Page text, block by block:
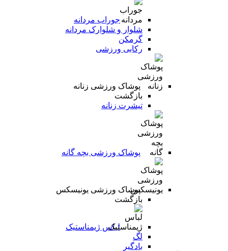
جوراب مردانه
شلوار و شلوارک مردانه
گرمکن
رکابی ورزشی
پوشاک ورزشی زنانه
بازگشت
تیشرت زنانه
پوشاک ورزشی بچه گانه
پوشاک ورزشی یونیسکس
بازگشت
لباس ژیمناستیک
لگ
بادگیر